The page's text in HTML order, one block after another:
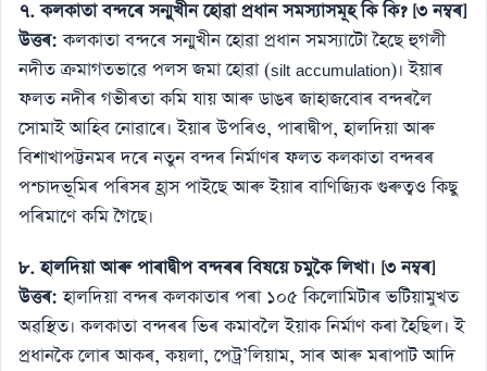
৭. কলকাতা বন্দৰে সন্মুখীন হোৱা প্ৰধান সমস্যাসমূহ কি কি? [৩ নম্বৰ]
উত্তৰ: কলকাতা বন্দৰে সন্মুখীন হোৱা প্ৰধান সমস্যাটো হৈছে হুগলী
নদীত ক্ৰমাগতভাৱে পলস জমা হোৱা (silt accumulation)। ইয়াৰ
ফলত নদীৰ গভীৰতা কমি যায় আৰু ডাঙৰ জাহাজবোৰ বন্দৰলৈ
সোমাই আহিব নোৱাৰে। ইয়াৰ উপৰিও, পাৰাদ্বীপ, হালদিয়া আৰু
বিশাখাপট্টনমৰ দৰে নতুন বন্দৰ নিৰ্মাণৰ ফলত কলকাতা বন্দৰৰ
পশ্চাদভূমিৰ পৰিসৰ হ্ৰাস পাইছে আৰু ইয়াৰ বাণিজ্যিক গুৰুত্বও কিছু
পৰিমাণে কমি গৈছে।
৮. হালদিয়া আৰু পাৰাদ্বীপ বন্দৰৰ বিষয়ে চমুকৈ লিখা। [৩ নম্বৰ]
উত্তৰ: হালদিয়া বন্দৰ কলকাতাৰ পৰা ১০৫ কিলোমিটাৰ ভটিয়ামুখত
অৱস্থিত। কলকাতা বন্দৰৰ ভিৰ কমাবলৈ ইয়াক নিৰ্মাণ কৰা হৈছিল। ই
প্ৰধানকৈ লোৰ আকৰ, কয়লা, পেট্ৰ’লিয়াম, সাৰ আৰু মৰাপাট আদি